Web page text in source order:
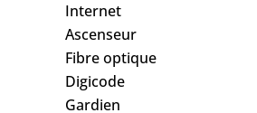
Internet
Ascenseur
Fibre optique
Digicode
Gardien